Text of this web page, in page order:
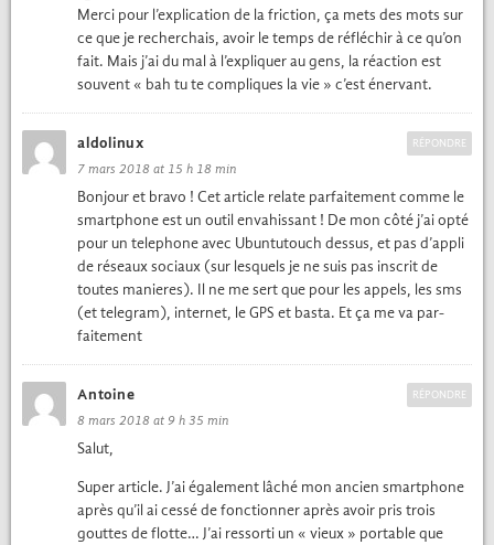
Mer­ci pour l’explication de la fric­tion, ça mets des mots sur
ce que je recher­chais, avoir le temps de réfléchir à ce qu’on
fait. Mais j’ai du mal à l’expliquer au gens, la réac­tion est
sou­vent « bah tu te com­pliques la vie » c’est éner­vant.
aldolinux
7 mars 2018 at 15 h 18 min
Bon­jour et bra­vo ! Cet arti­cle relate par­faite­ment comme le
smart­phone est un out­il envahissant ! De mon côté j’ai opté
pour un tele­phone avec Ubun­tutouch dessus, et pas d’appli
de réseaux soci­aux (sur lesquels je ne suis pas inscrit de
toutes manieres). Il ne me sert que pour les appels, les sms
(et telegram), inter­net, le GPS et bas­ta. Et ça me va par­
faite­ment
RÉPONDRE
Antoine
8 mars 2018 at 9 h 35 min
Salut,
Super arti­cle. J’ai égale­ment lâché mon ancien smart­phone
après qu’il ai cessé de fonc­tion­ner après avoir pris trois
gouttes de flotte… J’ai ressor­ti un « vieux » portable que
RÉPONDRE